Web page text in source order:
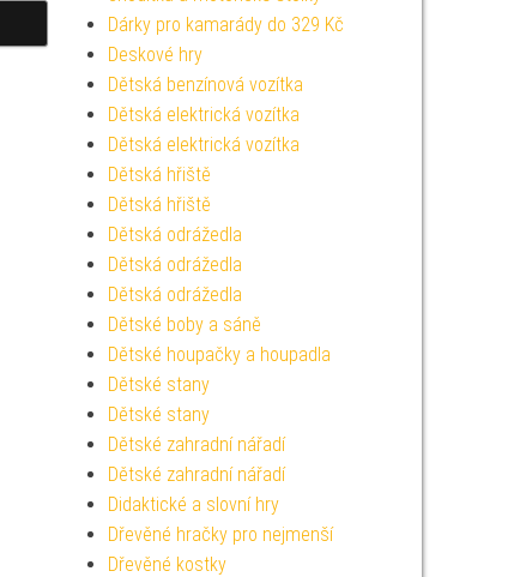
Dárky pro kamarády do 329 Kč
Deskové hry
Dětská benzínová vozítka
Dětská elektrická vozítka
Dětská elektrická vozítka
Dětská hřiště
Dětská hřiště
Dětská odrážedla
Dětská odrážedla
Dětská odrážedla
Dětské boby a sáně
Dětské houpačky a houpadla
Dětské stany
Dětské stany
Dětské zahradní nářadí
Dětské zahradní nářadí
Didaktické a slovní hry
Dřevěné hračky pro nejmenší
Dřevěné kostky